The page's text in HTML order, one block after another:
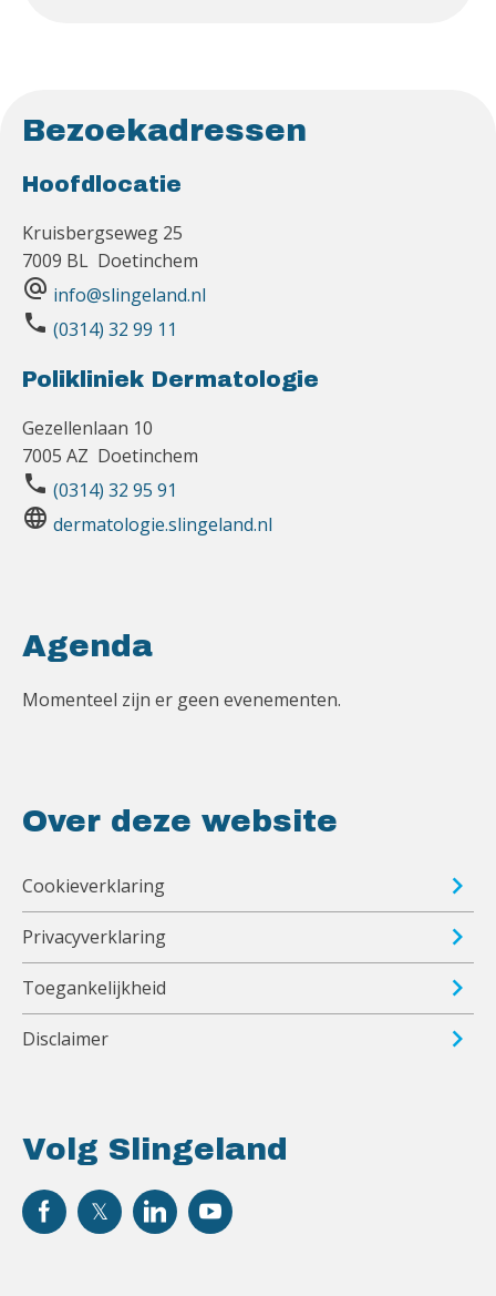
Bezoekadressen
Hoofdlocatie
Kruisbergseweg 25
7009 BL Doetinchem
alternate_email info@slingeland.nl
phone (0314) 32 99 11
Polikliniek Dermatologie
Gezellenlaan 10
7005 AZ Doetinchem
phone (0314) 32 95 91
language dermatologie.slingeland.nl
Volg Slingeland
Agenda
Momenteel zijn er geen evenementen.
Over deze website
Cookieverklaring
Privacyverklaring
Toegankelijkheid
Disclaimer